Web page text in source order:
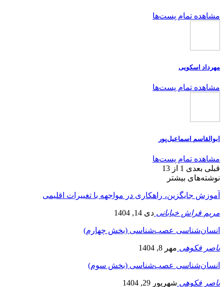
مشاهده تمام پست‌ها
مهرداد اسکویی
مشاهده تمام پست‌ها
ابوالقاسم اسماعیل‌پور
مشاهده تمام پست‌ها
قبلی بعدی 1 از 13
نوشته‌های بیشتر
آموزش جایگزین، راهکاری در مواجهه با تغییرات اقلیمی
مریم فراش خیابانی دی 14, 1404
انسان‌شناسی عصب‌شناسی (بخش چهارم)
ناصر فکوهی مهر 8, 1404
انسان‌شناسی عصب‌شناسی (بخش سوم)
ناصر فکوهی شهریور 29, 1404